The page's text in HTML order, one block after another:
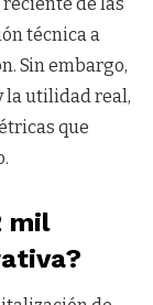
técnica a
Sin embargo,
la utilidad real,
que
mil